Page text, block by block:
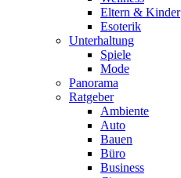
Eltern & Kinder
Esoterik
Unterhaltung
Spiele
Mode
Panorama
Ratgeber
Ambiente
Auto
Bauen
Büro
Business